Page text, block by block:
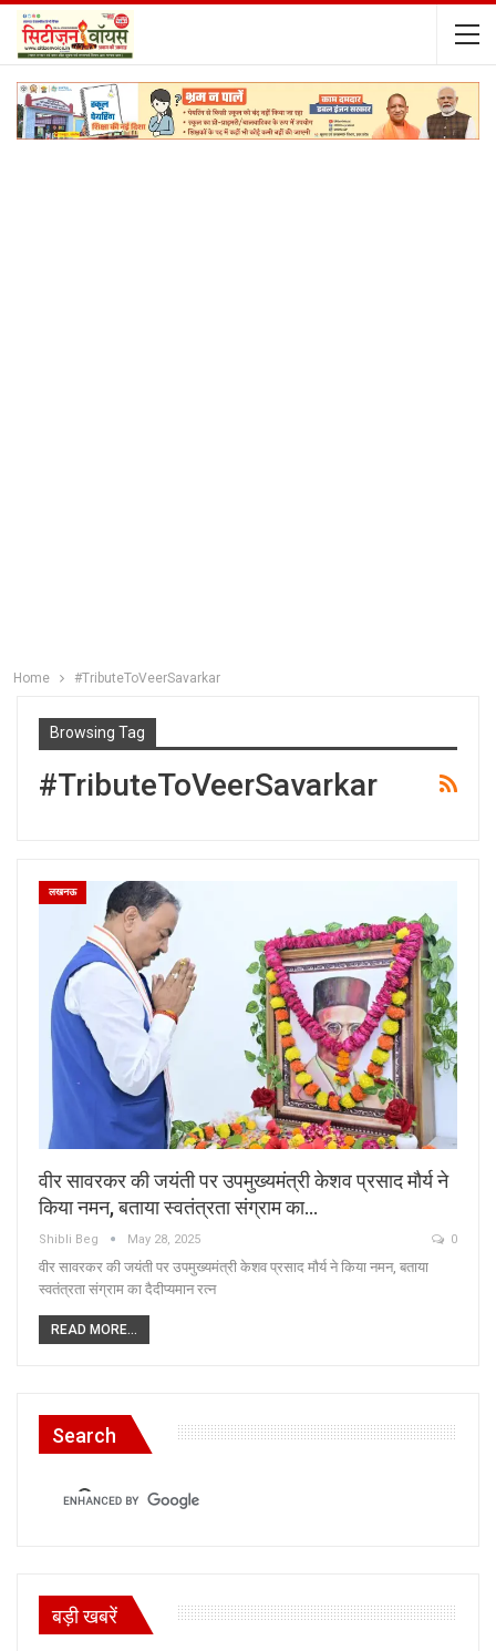
Home #TributeToVeerSavarkar
Browsing Tag
#TributeToVeerSavarkar
लखनऊ
वीर सावरकर की जयंती पर उपमुख्यमंत्री केशव प्रसाद मौर्य ने
किया नमन, बताया स्वतंत्रता संग्राम का…
Shibli Beg May 28, 2025 0
वीर सावरकर की जयंती पर उपमुख्यमंत्री केशव प्रसाद मौर्य ने किया नमन, बताया
स्वतंत्रता संग्राम का दैदीप्यमान रत्न
READ MORE...
Search
बड़ी खबरें